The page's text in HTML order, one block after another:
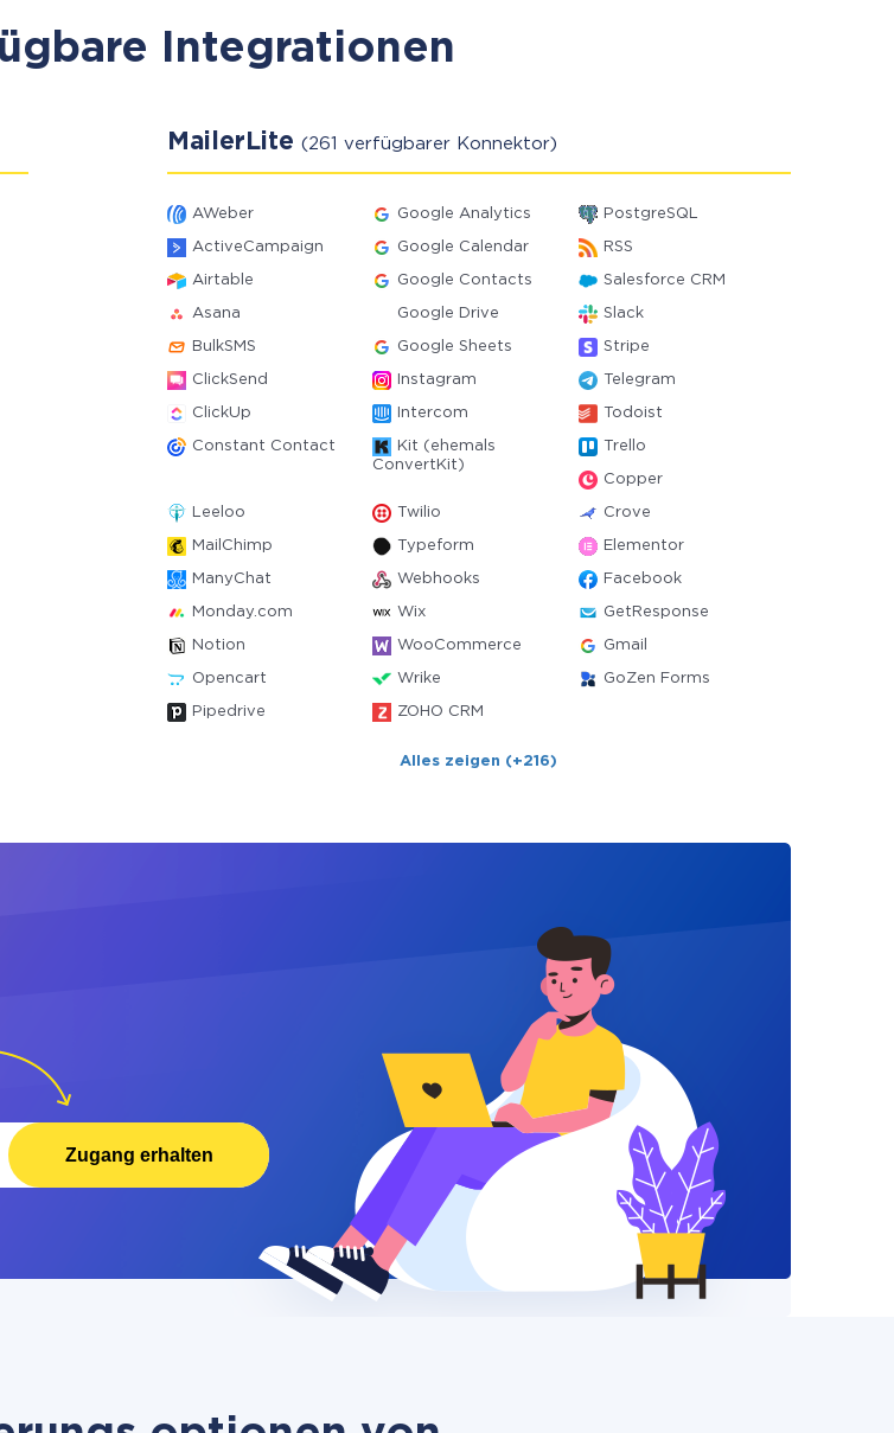
Integrationen
MailerLite (261 verfügbarer Konnektor)
AWeber Google Analytics PostgreSQL
ActiveCampaign Google Calendar RSS
Airtable Google Contacts Salesforce CRM
Asana Google Drive Slack
BulkSMS Google Sheets Stripe
ClickSend Instagram Telegram
ClickUp Intercom Todoist
Constant Contact
Kit (ehemals
ConvertKit)
Trello
Copper
Leeloo Twilio Crove
MailChimp Typeform Elementor
ManyChat Webhooks Facebook
Monday.com Wix GetResponse
Notion WooCommerce Gmail
Opencart Wrike GoZen Forms
Pipedrive ZOHO CRM
Alles zeigen (+216)
Zugang erhalten